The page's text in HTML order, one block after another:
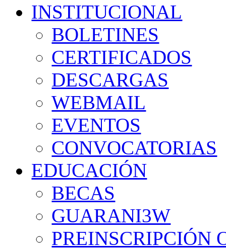
INSTITUCIONAL
BOLETINES
CERTIFICADOS
DESCARGAS
WEBMAIL
EVENTOS
CONVOCATORIAS
EDUCACIÓN
BECAS
GUARANI3W
PREINSCRIPCIÓN